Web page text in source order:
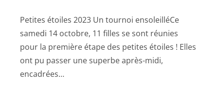
Petites étoiles 2023 Un tournoi ensoleilléCe
samedi 14 octobre, 11 filles se sont réunies
pour la première étape des petites étoiles ! Elles
ont pu passer une superbe après-midi,
encadrées…